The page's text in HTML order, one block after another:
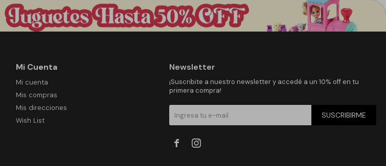
Mi Cuenta
Mi cuenta
Mis compras
Mis direcciones
Wish List
Newsletter
¡Suscribite a nuestro newsletter y accedé a un 10% off en tu
primera compra!
SUSCRIBIRME
 